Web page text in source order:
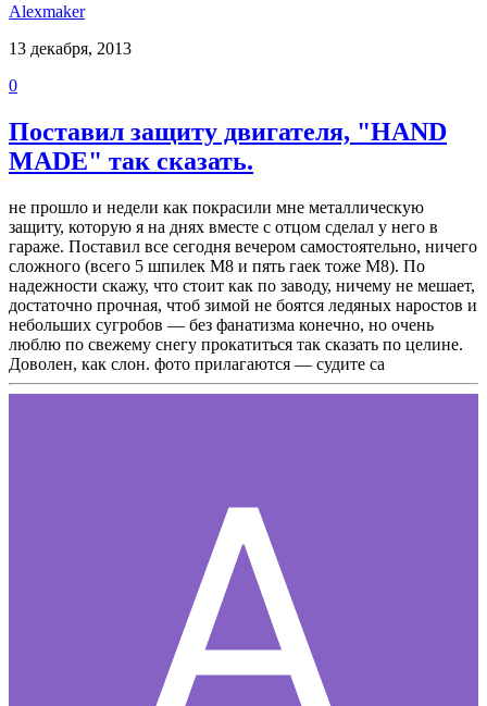
Alexmaker
13 декабря, 2013
0
Поставил защиту двигателя, "HAND
MADE" так сказать.
не прошло и недели как покрасили мне металлическую
защиту, которую я на днях вместе с отцом сделал у него в
гараже. Поставил все сегодня вечером самостоятельно, ничего
сложного (всего 5 шпилек М8 и пять гаек тоже М8). По
надежности скажу, что стоит как по заводу, ничему не мешает,
достаточно прочная, чтоб зимой не боятся ледяных наростов и
небольших сугробов — без фанатизма конечно, но очень
люблю по свежему снегу прокатиться так сказать по целине.
Доволен, как слон. фото прилагаются — судите са